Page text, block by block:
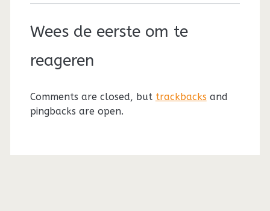
Wees de eerste om te
reageren
Comments are closed, but trackbacks and
pingbacks are open.